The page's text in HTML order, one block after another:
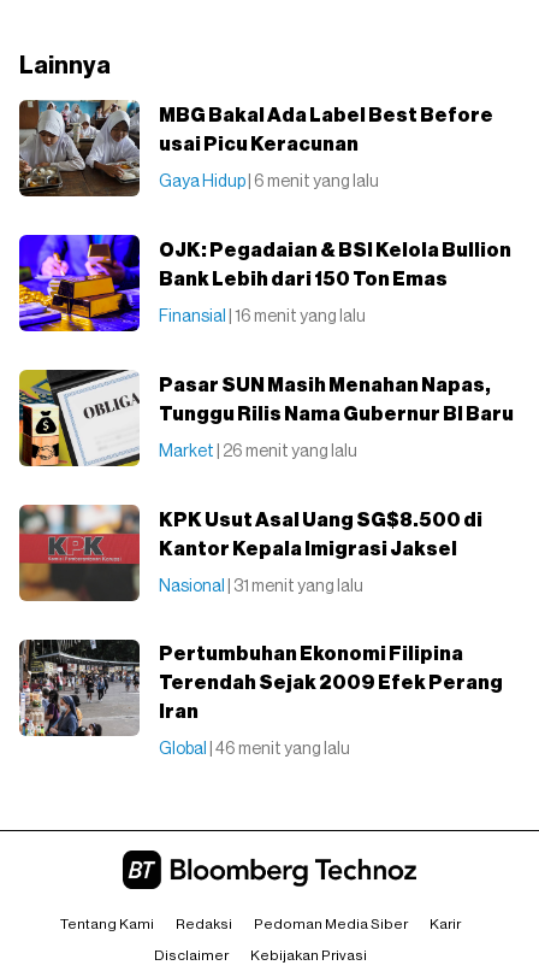
Lainnya
MBG Bakal Ada Label Best Before
usai Picu Keracunan
Gaya Hidup | 6 menit yang lalu
OJK: Pegadaian & BSI Kelola Bullion
Bank Lebih dari 150 Ton Emas
Finansial | 16 menit yang lalu
Pasar SUN Masih Menahan Napas,
Tunggu Rilis Nama Gubernur BI Baru
Market | 26 menit yang lalu
KPK Usut Asal Uang SG$8.500 di
Kantor Kepala Imigrasi Jaksel
Nasional | 31 menit yang lalu
Pertumbuhan Ekonomi Filipina
Terendah Sejak 2009 Efek Perang
Iran
Global | 46 menit yang lalu
Tentang Kami Redaksi Pedoman Media Siber Karir
Disclaimer Kebijakan Privasi